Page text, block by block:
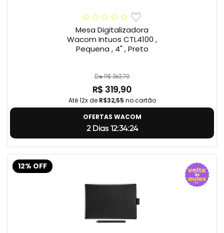
Mesa Digitalizadora
Wacom Intuos CTL4100 ,
Pequena , 4" , Preto
De R$ 363,70
R$ 319,90
Até 12x de R$32,55 no cartão
OFERTAS WACOM
2 Dias 12:34:23
12% OFF